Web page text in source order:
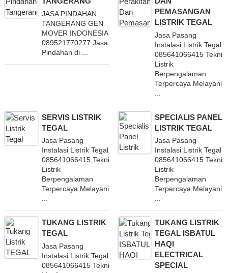
JASA PINDAHAN
TANGERANG GEN
MOVER INDONESIA
089521770277 Jasa
Pindahan di ...
PEMASANGAN
LISTRIK TEGAL
Jasa Pasang
Instalasi Listrik Tegal
085641066415 Teknisi
Listrik
Berpengalaman
Terpercaya Melayani
SERVIS LISTRIK
TEGAL
Jasa Pasang
Instalasi Listrik Tegal
085641066415 Teknisi
Listrik
Berpengalaman
Terpercaya Melayani
SPECIALIS PANEL
LISTRIK TEGAL
Jasa Pasang
Instalasi Listrik Tegal
085641066415 Teknisi
Listrik
Berpengalaman
Terpercaya Melayani
TUKANG LISTRIK
TEGAL
Jasa Pasang
Instalasi Listrik Tegal
085641066415 Teknisi
TUKANG LISTRIK
TEGAL ISBATUL
HAQI
ELECTRICAL
SPECIAL